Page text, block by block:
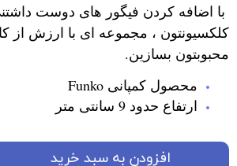
با اضافه کردن فیگور های دوست
کلکسیونتون ، مجموعه ای با ارزش از
محبوبتون بسازین.
محصول کمپانی Funko
ارتفاع حدود 9 سانتی متر
افزودن به سبد خرید